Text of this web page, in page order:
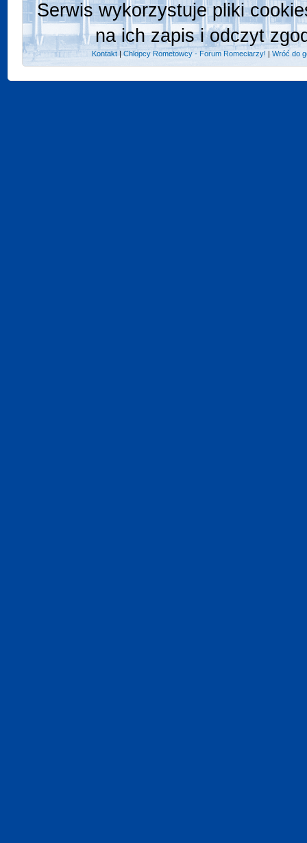
Serwis wykorzystuje pliki
na ich zapis i odczyt
Kontakt |Chlopcy Rometowcy - Forum Romeciarzy! |Wróć do